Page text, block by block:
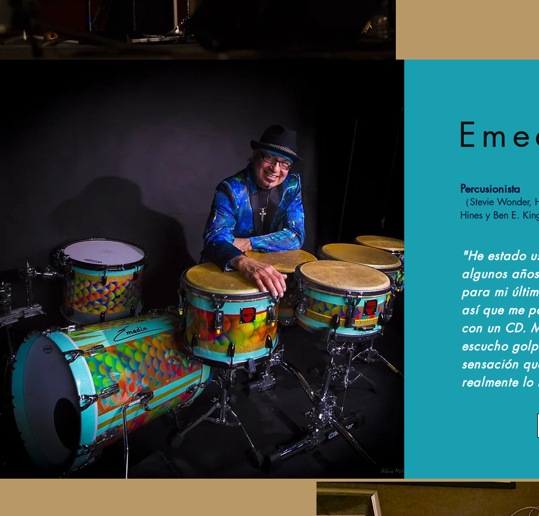
Percusionista
（Stevie
Hines y Ben E.
"He estado
algunos
para mi
así que me
con un CD.
escucho
sensación
realmente